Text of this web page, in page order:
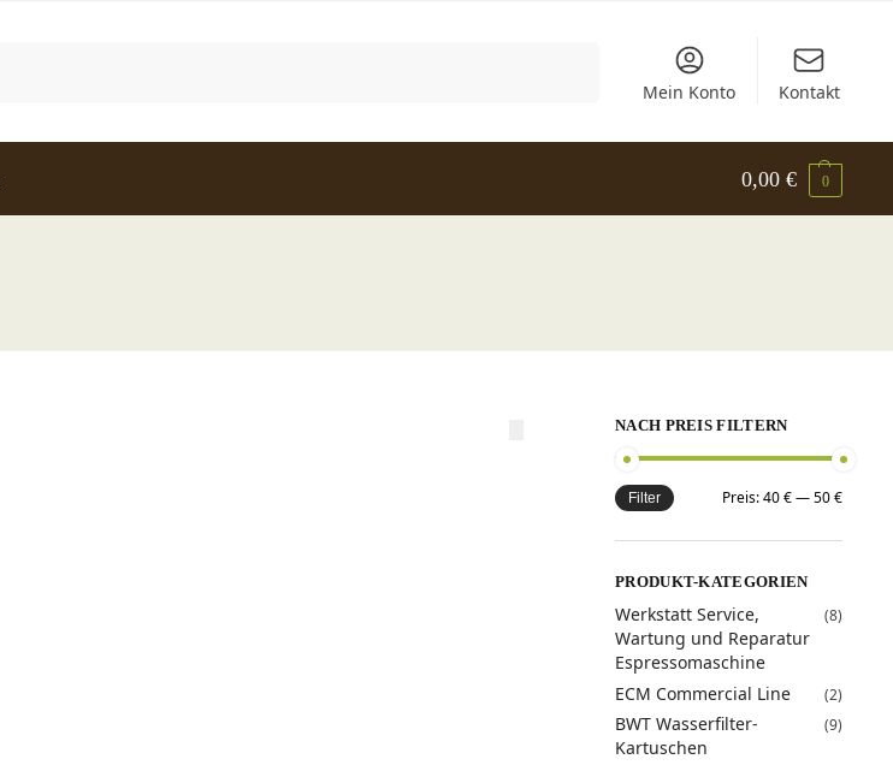
Mein Konto Kontakt
0,00€ 0
NACH PREIS FILTERN
Filter Preis:40 €—50 €
PRODUKT-KATEGORIEN
Werkstatt Service,
Wartung und Reparatur
Espressomaschine
(8)
ECM Commercial Line (2)
BWT Wasserfilter-
Kartuschen
(9)